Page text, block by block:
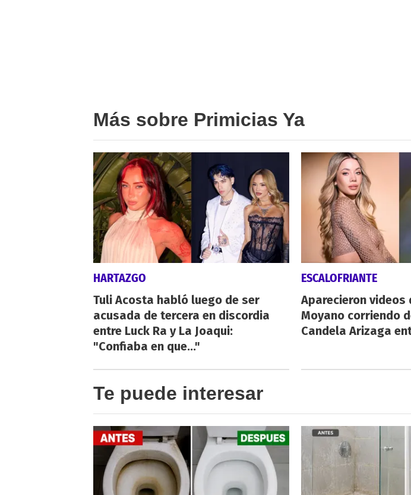
Más sobre Primicias Ya
HARTAZGO
Tuli Acosta habló luego de ser
acusada de tercera en discordia
entre Luck Ra y La Joaqui:
"Confiaba en que..."
ESCALOFRIANTE
Aparecieron videos
Moyano corriendo
Candela Arizaga
Te puede interesar